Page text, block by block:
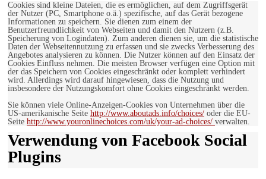
Cookies sind kleine Dateien, die es ermöglichen, auf dem Zugriffsgerät
der Nutzer (PC, Smartphone o.ä.) spezifische, auf das Gerät bezogene
Informationen zu speichern. Sie dienen zum einem der
Benutzerfreundlichkeit von Webseiten und damit den Nutzern (z.B.
Speicherung von Logindaten). Zum anderen dienen sie, um die statistische
Daten der Webseitennutzung zu erfassen und sie zwecks Verbesserung des
Angebotes analysieren zu können. Die Nutzer können auf den Einsatz der
Cookies Einfluss nehmen. Die meisten Browser verfügen eine Option mit
der das Speichern von Cookies eingeschränkt oder komplett verhindert
wird. Allerdings wird darauf hingewiesen, dass die Nutzung und
insbesondere der Nutzungskomfort ohne Cookies eingeschränkt werden.
Sie können viele Online-Anzeigen-Cookies von Unternehmen über die
US-amerikanische Seite http://www.aboutads.info/choices/ oder die EU-
Seite http://www.youronlinechoices.com/uk/your-ad-choices/ verwalten.
Verwendung von Facebook Social
Plugins